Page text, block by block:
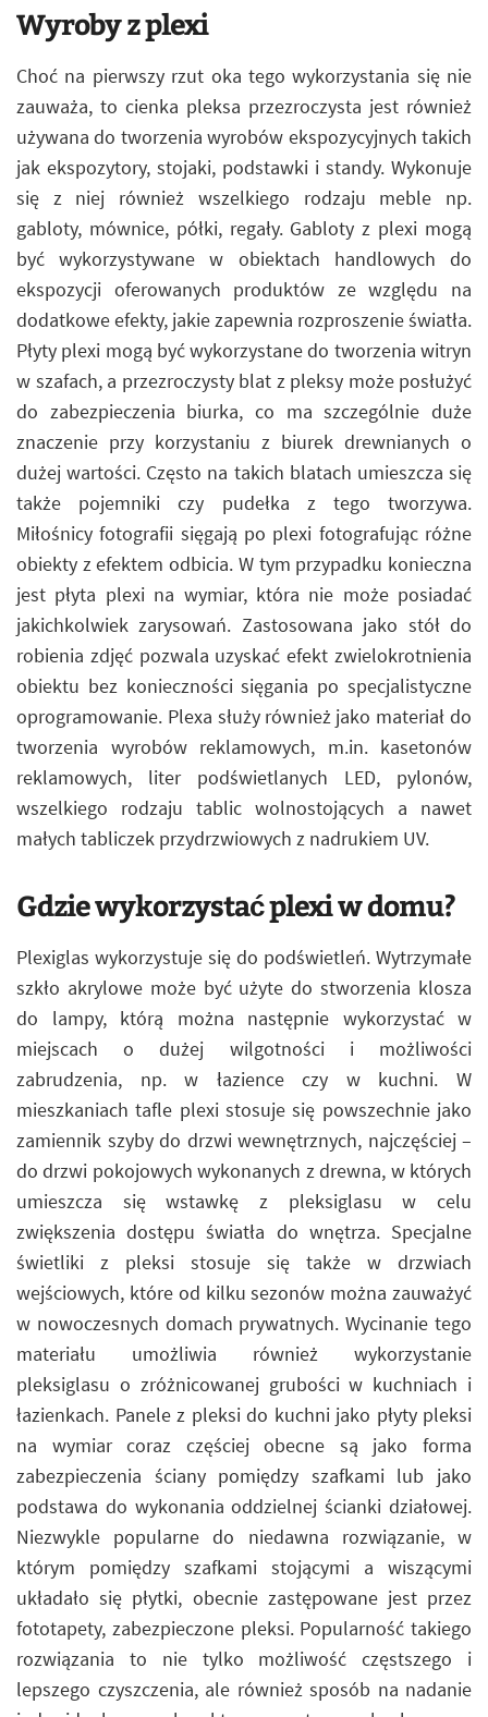
Wyroby z plexi
Choć na pierwszy rzut oka tego wykorzystania się nie
zauważa, to cienka pleksa przezroczysta jest również
używana do tworzenia wyrobów ekspozycyjnych takich
jak ekspozytory, stojaki, podstawki i standy. Wykonuje
się z niej również wszelkiego rodzaju meble np.
gabloty, mównice, półki, regały. Gabloty z plexi mogą
być wykorzystywane w obiektach handlowych do
ekspozycji oferowanych produktów ze względu na
dodatkowe efekty, jakie zapewnia rozproszenie światła.
Płyty plexi mogą być wykorzystane do tworzenia witryn
w szafach, a przezroczysty blat z pleksy może posłużyć
do zabezpieczenia biurka, co ma szczególnie duże
znaczenie przy korzystaniu z biurek drewnianych o
dużej wartości. Często na takich blatach umieszcza się
także pojemniki czy pudełka z tego tworzywa.
Miłośnicy fotografii sięgają po plexi fotografując różne
obiekty z efektem odbicia. W tym przypadku konieczna
jest płyta plexi na wymiar, która nie może posiadać
jakichkolwiek zarysowań. Zastosowana jako stół do
robienia zdjęć pozwala uzyskać efekt zwielokrotnienia
obiektu bez konieczności sięgania po specjalistyczne
oprogramowanie. Plexa służy również jako materiał do
tworzenia wyrobów reklamowych, m.in. kasetonów
reklamowych, liter podświetlanych LED, pylonów,
wszelkiego rodzaju tablic wolnostojących a nawet
małych tabliczek przydrzwiowych z nadrukiem UV.
Gdzie wykorzystać plexi w domu?
Plexiglas wykorzystuje się do podświetleń. Wytrzymałe
szkło akrylowe może być użyte do stworzenia klosza
do lampy, którą można następnie wykorzystać w
miejscach o dużej wilgotności i możliwości
zabrudzenia, np. w łazience czy w kuchni. W
mieszkaniach tafle plexi stosuje się powszechnie jako
zamiennik szyby do drzwi wewnętrznych, najczęściej –
do drzwi pokojowych wykonanych z drewna, w których
umieszcza się wstawkę z pleksiglasu w celu
zwiększenia dostępu światła do wnętrza. Specjalne
świetliki z pleksi stosuje się także w drzwiach
wejściowych, które od kilku sezonów można zauważyć
w nowoczesnych domach prywatnych. Wycinanie tego
materiału umożliwia również wykorzystanie
pleksiglasu o zróżnicowanej grubości w kuchniach i
łazienkach. Panele z pleksi do kuchni jako płyty pleksi
na wymiar coraz częściej obecne są jako forma
zabezpieczenia ściany pomiędzy szafkami lub jako
podstawa do wykonania oddzielnej ścianki działowej.
Niezwykle popularne do niedawna rozwiązanie, w
którym pomiędzy szafkami stojącymi a wiszącymi
układało się płytki, obecnie zastępowane jest przez
fototapety, zabezpieczone pleksi. Popularność takiego
rozwiązania to nie tylko możliwość częstszego i
lepszego czyszczenia, ale również sposób na nadanie